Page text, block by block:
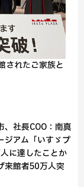
されたご家族と
社長COO：南真
ジアム「いすゞプ
に達したことか
来館者50万人突